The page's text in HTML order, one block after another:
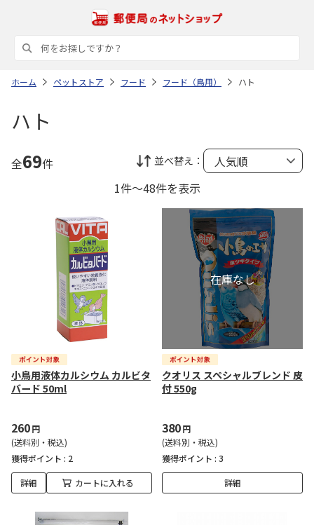
ホーム ペットストア フード フード（鳥用） ハト
ハト
全69件 並べ替え：
1件～48件を表示
小鳥用液体カルシウム カルビタ
バード 50ml
260円
(送料別・税込)
獲得ポイント : 2
詳細 カートに入れる
クオリス スペシャルブレンド 皮
付 550g
380円
(送料別・税込)
獲得ポイント : 3
詳細